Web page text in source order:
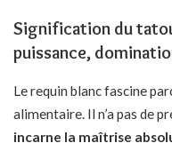
Signification du
puissance,
Le requin blanc fascine
alimentaire. Il n’a pas de
incarne la maîtrise